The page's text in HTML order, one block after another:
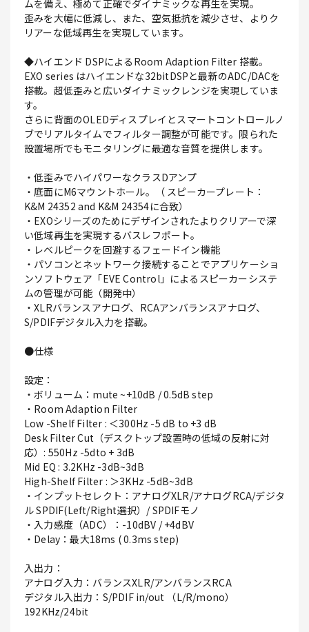
ムを備え、極めて正確でダイナミックな再生を実現。
歪みを大幅に低減し、また、空気抵抗を減少させ、よりク
リアーな低域再生を実現しています。
◆ハイエンド DSPによるRoom Adaption Filter 搭載。
EXO series はハイエンドな32bitDSPと最新のADC/DACを
搭載。超低歪みと広いダイナミックレンジを実現していま
す。
さらに背面のOLEDディスプレイとスマートコントロールノ
ブでリアルタイムでフィルター調整が可能です。限られた
設置場所でもモニタリングに最適な音質を提供します。
・低歪みでハイパワーなクラスDアンプ
・底面にM6マウントホール。（ スピーカープレート：
K&M 24352 and K&M 24354に合致）
・EXOシリーズのためにデザインされたよりクリアーで深
い低域再生を実現するバスレフポート。
・レベルピークを回避するフェードイン機能
・パソコンとネットワーク接続することでアプリケーショ
ンソフトウェア「EVE Control」によるスピーカーシステ
ムの管理が可能（開発中）
・XLRバランスアナログ、RCAアンバランスアナログ、
S/PDIFデジタル入力を搭載。
●仕様
設定：
・ボリューム：mute ~+10dB / 0.5dB step
・Room Adaption Filter
Low -Shelf Filter : ＜300Hz -5 dB to +3 dB
Desk Filter Cut（デスクトップ設置時の低域の反射に対
応）: 550Hz -5dto + 3dB
Mid EQ : 3.2KHz -3dB~3dB
High-Shelf Filter : ＞3KHz -5dB~3dB
・インプットセレクト：アナログXLR/アナログRCA/デジタ
ル SPDIF(Left/Right選択）/ SPDIFモノ
・入力感度（ADC）：-10dBV / +4dBV
・Delay：最大18ms ( 0.3ms step)
入出力：
アナログ入力：バランスXLR/アンバランスRCA
デジタル入出力：S/PDIF in/out （L/R/mono）
192KHz/24bit